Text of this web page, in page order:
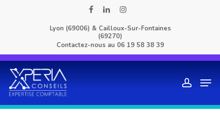
facebooklinkedininstagram
Lyon (69006) & Cailloux-Sur-Fontaines
(69270)
Contactez-nous au 06 19 58 38 39